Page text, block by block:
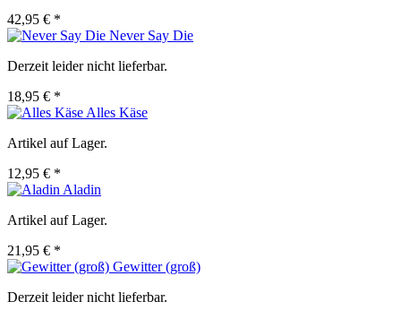
42,95 € *
Never Say Die
Derzeit leider nicht lieferbar.
18,95 € *
Alles Käse
Artikel auf Lager.
12,95 € *
Aladin
Artikel auf Lager.
21,95 € *
Gewitter (groß)
Derzeit leider nicht lieferbar.